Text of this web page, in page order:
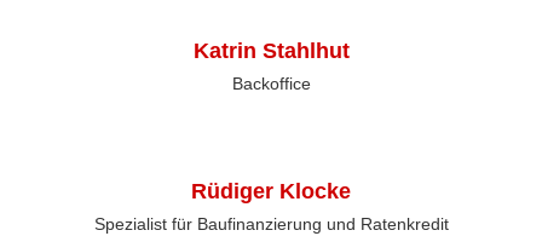
Katrin Stahlhut
Backoffice
Rüdiger Klocke
Spezialist für Baufinanzierung und Ratenkredit